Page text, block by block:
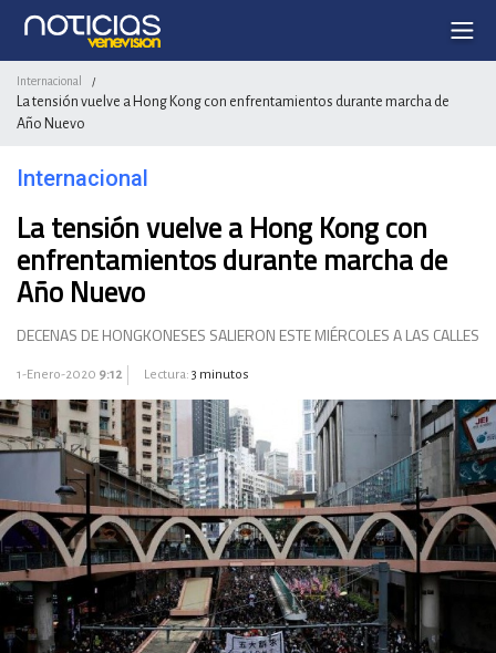
Internacional /
La tensión vuelve a Hong Kong con enfrentamientos durante marcha de
Año Nuevo
Internacional
La tensión vuelve a Hong Kong con
enfrentamientos durante marcha de
Año Nuevo
DECENAS DE HONGKONESES SALIERON ESTE MIÉRCOLES A LAS CALLES
1-Enero-2020 9:12 Lectura: 3 minutos